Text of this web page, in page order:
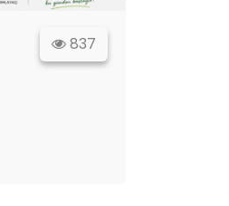
837